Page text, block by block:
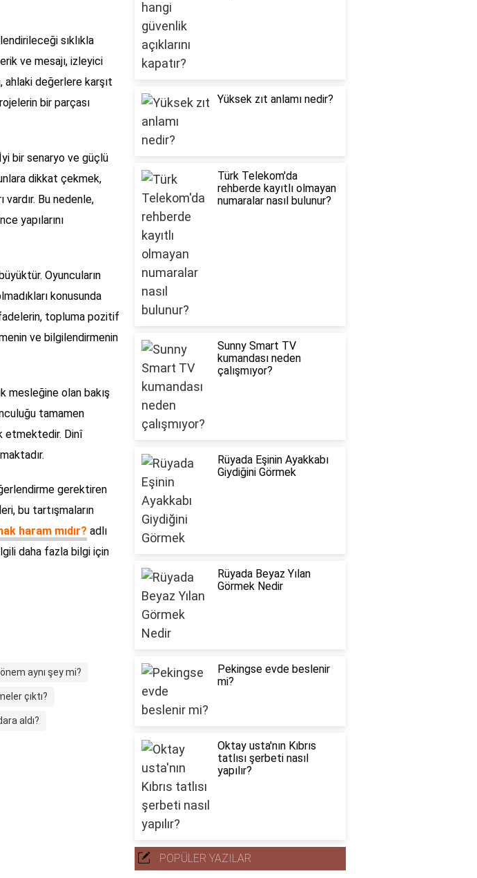
sıklıkla
ve mesajı, izleyici
ahlaki değerlere karşıt
bir parçası
bir senaryo ve güçlü
dikkat çekmek,
vardır. Bu nedenle,
yapılarını
Oyuncuların
konusunda
topluma pozitif
ve bilgilendirmenin
mesleğine olan bakış
tamamen
etmektedir. Dinî
gerektiren
bu tartışmaların
haram mıdır? adlı
daha fazla bilgi için
aynı şey mi?
çıktı?
aldı?
Yüksek zıt anlamı nedir?
Türk Telekom'da
rehberde kayıtlı olmayan
numaralar nasıl bulunur?
Sunny Smart TV
kumandası neden
çalışmıyor?
Rüyada Eşinin Ayakkabı
Giydiğini Görmek
Rüyada Beyaz Yılan
Görmek Nedir
Pekingse evde beslenir
mi?
Oktay usta'nın Kıbrıs
tatlısı şerbeti nasıl
yapılır?
POPÜLER YAZILAR